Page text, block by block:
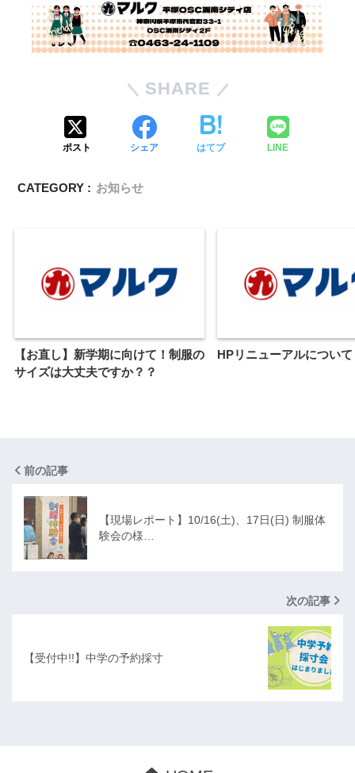
SHARE
ポスト シェア はてブ LINE
CATEGORY : お知らせ
【お直し】新学期に向けて！制服の
サイズは大丈夫ですか？？
HPリニューアルについて
前の記事
【現場レポート】10/16(土)、17日(日) 制服体
験会の様…
次の記事
【受付中!!】中学の予約採寸